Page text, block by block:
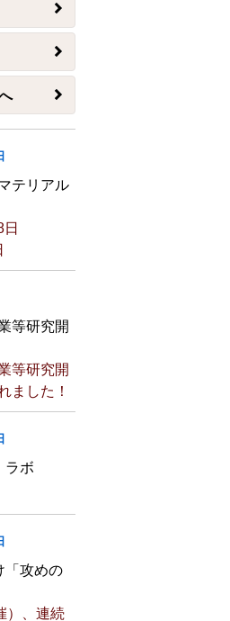
テリアル
等研究開
等研究開
ました！
ラボ
攻めの
）、連続